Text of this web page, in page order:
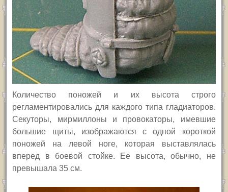
Количество поножей и их высота строго
регламентировались для каждого типа гладиаторов.
Секуторы, мирмиллоны и провокаторы, имевшие
большие щиты, изображаются с одной короткой
поножей на левой ноге, которая выставлялась
вперед в боевой стойке. Ее высота, обычно, не
превышала 35 см.